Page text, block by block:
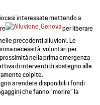
interessate mettendo a
per liberare
precedenti alluvioni. Le
necessità, volontari per
nella prima emergenza
di interventi di sostegno alle
colpite.
a rendere disponibili i fondi
che fanno “morire” la